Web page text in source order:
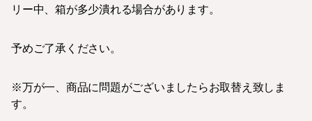
リー中、箱が多少潰れる場合があります。
予めご了承ください。
※万が一、商品に問題がございましたらお取替え致しま
す。